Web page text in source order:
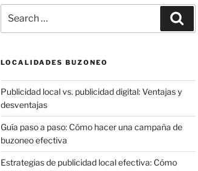
for:
LOCALIDADES BUZONEO
Publicidad local vs. publicidad digital: Ventajas y
desventajas
Guía paso a paso: Cómo hacer una campaña de
buzoneo efectiva
Estrategias de publicidad local efectiva: Cómo